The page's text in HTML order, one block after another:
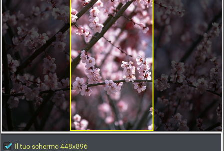
Il tuo schermo 448x896